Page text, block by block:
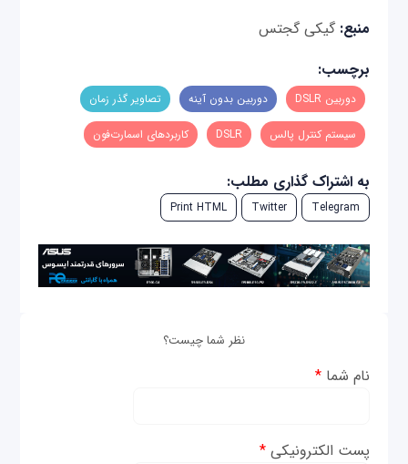
منبع:گیکی گجتس
برچسب:
دوربین DSLR دوربین بدون آینه تصاویر گذر زمان
سیستم کنترل پالس DSLR کاربردهای اسمارت‌فون
به اشتراک گذاری مطلب:
Telegram
Twitter
Print HTML
نظر شما چیست؟
نام شما*
پست الکترونیکی*